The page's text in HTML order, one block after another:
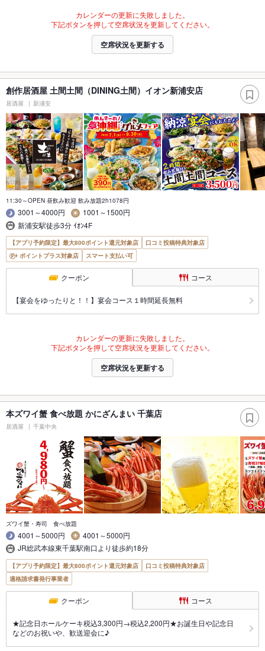
カレンダーの更新に失敗しました。
下記ボタンを押して空席状況を更新してください。
空席状況を更新する
創作居酒屋 土間土間（DINING土間）イオン新浦安店
居酒屋 新浦安
11:30～OPEN 昼飲み歓迎 飲み放題2h1078円
3001～4000円
1001～1500円
新浦安駅徒歩3分 ｲｵﾝ4F
【アプリ予約限定】最大800ポイント還元対象店
口コミ投稿特典対象店
ポイントプラス対象店
スマート支払い可
クーポン コース
【宴会をゆったりと！！】宴会コース１時間延長無料
カレンダーの更新に失敗しました。
下記ボタンを押して空席状況を更新してください。
空席状況を更新する
本ズワイ蟹 食べ放題 かにざんまい 千葉店
居酒屋 千葉中央
ズワイ蟹・寿司 食べ放題
4001～5000円
4001～5000円
JR総武本線東千葉駅南口より徒歩約18分
【アプリ予約限定】最大800ポイント還元対象店
口コミ投稿特典対象店
適格請求書発行事業者
クーポン コース
★記念日ホールケーキ税込3,300円→税込2,200円★お誕生日や記念日
などのお祝いや、歓送迎会に♪